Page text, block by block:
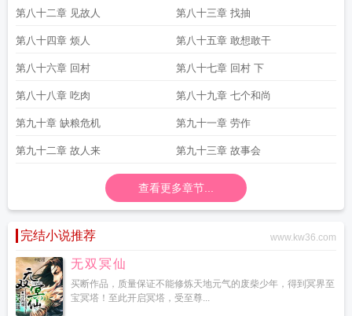
第八十二章 见故人 第八十三章 找抽
第八十四章 烦人 第八十五章 敢想敢干
第八十六章 回村 第八十七章 回村 下
第八十八章 吃肉 第八十九章 七个和尚
第九十章 缺粮危机 第九十一章 劳作
第九十二章 故人来 第九十三章 故事会
查看更多章节...
完结小说推荐 www.kw36.com
无双冥仙
买断作品，质量保证不能修炼天地元气的废柴少年，得到冥界至
宝冥塔！至此开启冥塔，受至尊...